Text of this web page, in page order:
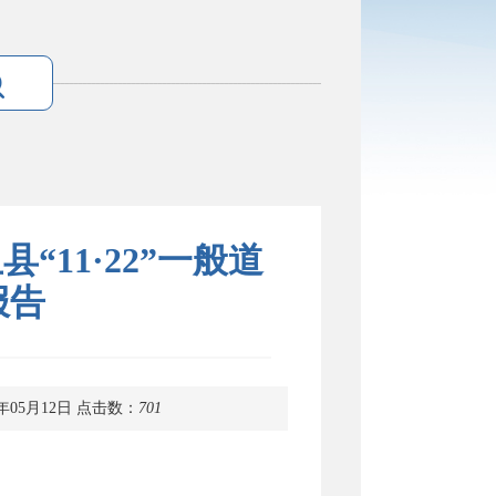
“11·22”一般道
告
05月12日 点击数： 701